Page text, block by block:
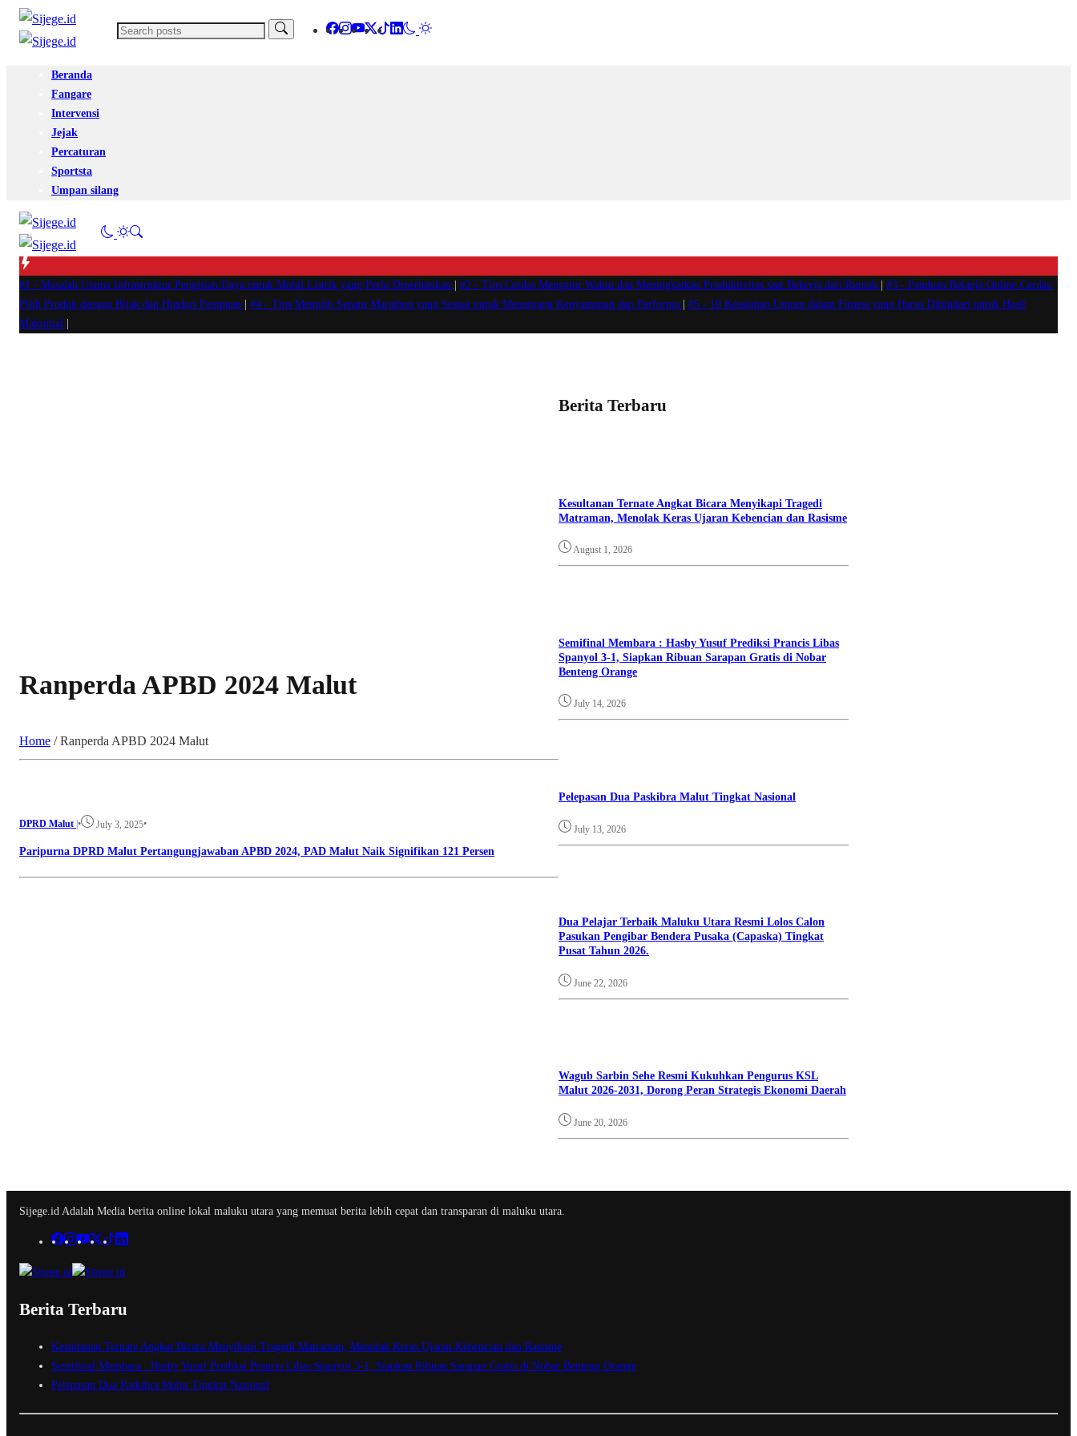
Beranda
Fangare
Intervensi
Jejak
Percaturan
Sportsta
Umpan silang
#1 - Masalah Utama Infrastruktur Pengisian Daya untuk Mobil Listrik yang Perlu Diperhatikan #2 - Tips Cerdas Mengatur Waktu dan Meningkatkan Produktivitas saat Bekerja dari Rumah #3 - Panduan Belanja Online Cerdas:
Pilih Produk dengan Bijak dan Hindari Penipuan
#4 - Tips Memilih Sepatu Marathon yang Sesuai untuk Menunjang Kenyamanan dan Performa #5 - 10 Kesalahan Umum dalam Fitness yang Harus Dihindari untuk Hasil
Maksimal
Ranperda APBD 2024 Malut
Home /Ranperda APBD 2024 Malut
DPRD Malut |• July 3, 2025•
Paripurna DPRD Malut Pertangungjawaban APBD 2024, PAD Malut Naik Signifikan 121 Persen
Berita Terbaru
Kesultanan Ternate Angkat Bicara Menyikapi Tragedi
Matraman, Menolak Keras Ujaran Kebencian dan Rasisme
August 1, 2026
Semifinal Membara : Hasby Yusuf Prediksi Prancis Libas
Spanyol 3-1, Siapkan Ribuan Sarapan Gratis di Nobar
Benteng Orange
July 14, 2026
Pelepasan Dua Paskibra Malut Tingkat Nasional
July 13, 2026
Dua Pelajar Terbaik Maluku Utara Resmi Lolos Calon
Pasukan Pengibar Bendera Pusaka (Capaska) Tingkat
Pusat Tahun 2026.
June 22, 2026
Wagub Sarbin Sehe Resmi Kukuhkan Pengurus KSL
Malut 2026-2031, Dorong Peran Strategis Ekonomi Daerah
June 20, 2026
Sijege.id Adalah Media berita online lokal maluku utara yang memuat berita lebih cepat dan transparan di maluku utara.
Berita Terbaru
Kesultanan Ternate Angkat Bicara Menyikapi Tragedi Matraman, Menolak Keras Ujaran Kebencian dan Rasisme
Semifinal Membara : Hasby Yusuf Prediksi Prancis Libas Spanyol 3-1, Siapkan Ribuan Sarapan Gratis di Nobar Benteng Orange
Pelepasan Dua Paskibra Malut Tingkat Nasional